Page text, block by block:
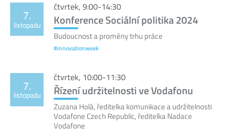
7.
listopadu
čtvrtek, 9:00-14:30
Konference Sociální politika 2024
Budoucnost a proměny trhu práce
#innovationweek
7.
listopadu
čtvrtek, 10:00-11:30
Řízení udržitelnosti ve Vodafonu
Zuzana Holá, ředitelka komunikace a udržitelnosti
Vodafone Czech Republic, ředitelka Nadace
Vodafone